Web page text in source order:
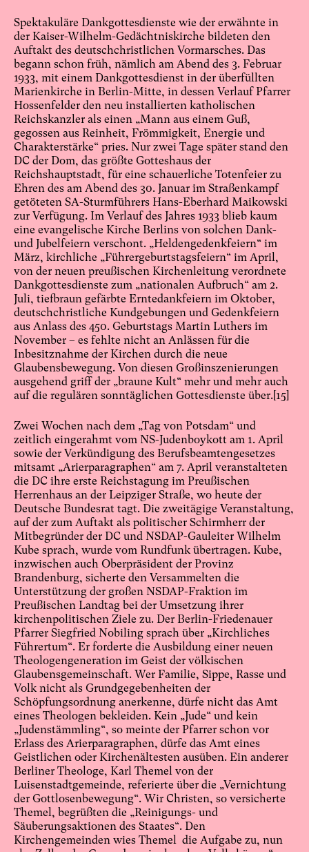
Spektakuläre Dankgottesdienste wie der erwähnte in
der Kaiser-Wilhelm-Gedächtniskirche bildeten den
Auftakt des deutschchristlichen Vormarsches. Das
begann schon früh, nämlich am Abend des 3. Februar
1933, mit einem Dankgottesdienst in der überfüllten
Marienkirche in Berlin-Mitte, in dessen Verlauf Pfarrer
Hossenfelder den neu installierten katholischen
Reichskanzler als einen „Mann aus einem Guß,
gegossen aus Reinheit, Frömmigkeit, Energie und
Charakterstärke“ pries. Nur zwei Tage später stand den
DC der Dom, das größte Gotteshaus der
Reichshauptstadt, für eine schauerliche Totenfeier zu
Ehren des am Abend des 30. Januar im Straßenkampf
getöteten SA-Sturmführers Hans-Eberhard Maikowski
zur Verfügung. Im Verlauf des Jahres 1933 blieb kaum
eine evangelische Kirche Berlins von solchen Dank-
und Jubelfeiern verschont. „Heldengedenkfeiern“ im
März, kirchliche „Führergeburtstagsfeiern“ im April,
von der neuen preußischen Kirchenleitung verordnete
Dankgottesdienste zum „nationalen Aufbruch“ am 2.
Juli, tiefbraun gefärbte Erntedankfeiern im Oktober,
deutschchristliche Kundgebungen und Gedenkfeiern
aus Anlass des 450. Geburtstags Martin Luthers im
November – es fehlte nicht an Anlässen für die
Inbesitznahme der Kirchen durch die neue
Glaubensbewegung. Von diesen Großinszenierungen
ausgehend griff der „braune Kult“ mehr und mehr auch
auf die regulären sonntäglichen Gottesdienste über. [15]
Zwei Wochen nach dem „Tag von Potsdam“ und
zeitlich eingerahmt vom NS-Judenboykott am 1. April
sowie der Verkündigung des Berufsbeamtengesetzes
mitsamt „Arierparagraphen“ am 7. April veranstalteten
die DC ihre erste Reichstagung im Preußischen
Herrenhaus an der Leipziger Straße, wo heute der
Deutsche Bundesrat tagt. Die zweitägige Veranstaltung,
auf der zum Auftakt als politischer Schirmherr der
Mitbegründer der DC und NSDAP-Gauleiter Wilhelm
Kube sprach, wurde vom Rundfunk übertragen. Kube,
inzwischen auch Oberpräsident der Provinz
Brandenburg, sicherte den Versammelten die
Unterstützung der großen NSDAP-Fraktion im
Preußischen Landtag bei der Umsetzung ihrer
kirchenpolitischen Ziele zu. Der Berlin-Friedenauer
Pfarrer Siegfried Nobiling sprach über „Kirchliches
Führertum“. Er forderte die Ausbildung einer neuen
Theologengeneration im Geist der völkischen
Glaubensgemeinschaft. Wer Familie, Sippe, Rasse und
Volk nicht als Grundgegebenheiten der
Schöpfungsordnung anerkenne, dürfe nicht das Amt
eines Theologen bekleiden. Kein „Jude“ und kein
„Judenstämmling“, so meinte der Pfarrer schon vor
Erlass des Arierparagraphen, dürfe das Amt eines
Geistlichen oder Kirchenältesten ausüben. Ein anderer
Berliner Theologe, Karl Themel von der
Luisenstadtgemeinde, referierte über die „Vernichtung
der Gottlosenbewegung“. Wir Christen, so versicherte
Themel, begrüßten die „Reinigungs- und
Säuberungsaktionen des Staates“. Den
Kirchengemeinden wies Themel die Aufgabe zu, nun